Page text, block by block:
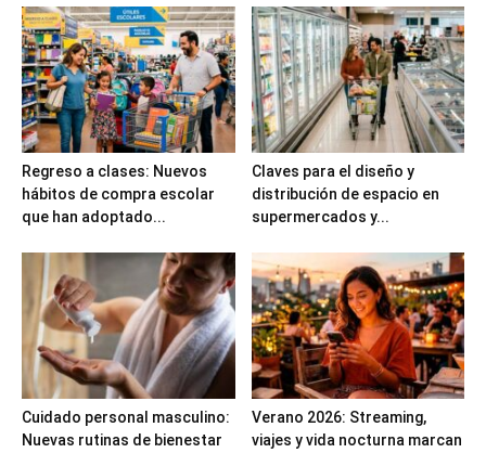
Regreso a clases: Nuevos
hábitos de compra escolar
que han adoptado...
Claves para el diseño y
distribución de espacio en
supermercados y...
Cuidado personal masculino:
Nuevas rutinas de bienestar
Verano 2026: Streaming,
viajes y vida nocturna marcan